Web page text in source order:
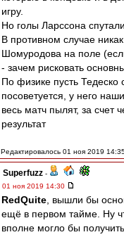
игру.
Но голы Ларссона
В противном случае
Шомуродова на поле
- зачем рисковать
По физике пусть Тедеско
посоветуется, у него
весь матч пылят, за счет
результат
Редактировалось 01 ноя 2019
Superfuzz -
01 ноя 2019 14:30
RedQuite , вышли бы
ещё в первом тайме. Ну
вполне могло бы